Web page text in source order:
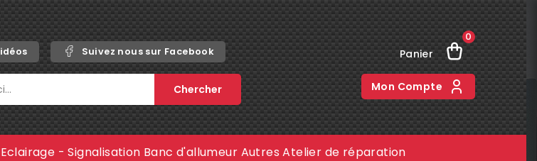
Suivez nous sur Facebook
Chercher
Panier
0
Mon Compte
Eclairage - Signalisation Banc d'allumeur Autres Atelier de réparation